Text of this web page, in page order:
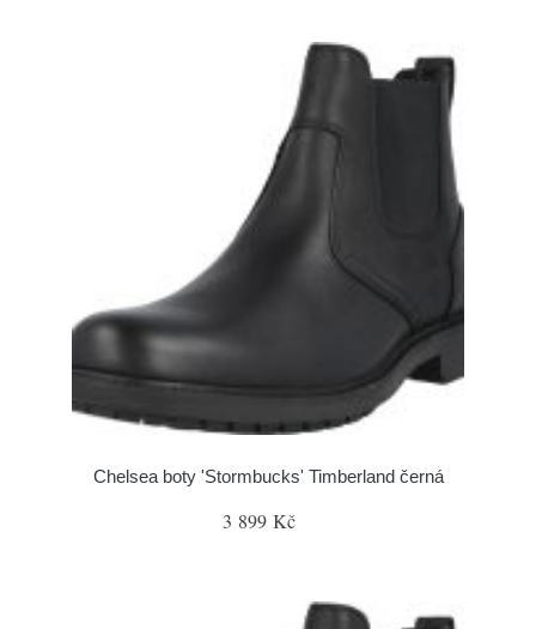
Chelsea boty 'Stormbucks' Timberland černá
3 899 Kč